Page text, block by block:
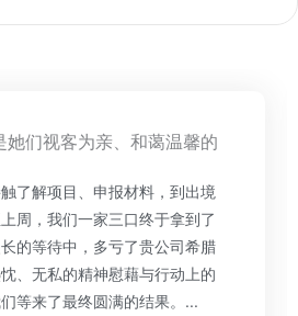
她们视客为亲、和蔼温馨的
了解项目、申报材料，到出境
周，我们一家三口终于拿到了
的等待中，多亏了贵公司希腊
、无私的精神慰藉与行动上的
等来了最终圆满的结果。...